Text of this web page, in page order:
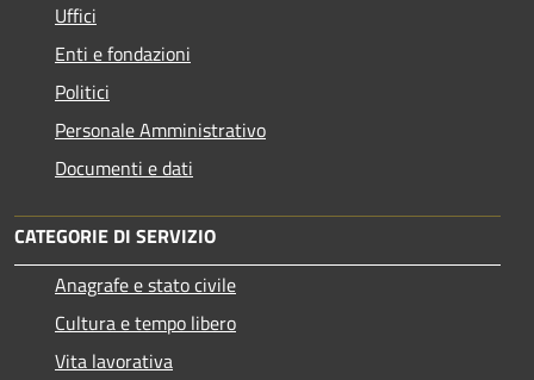
Uffici
Enti e fondazioni
Politici
Personale Amministrativo
Documenti e dati
CATEGORIE DI SERVIZIO
Anagrafe e stato civile
Cultura e tempo libero
Vita lavorativa